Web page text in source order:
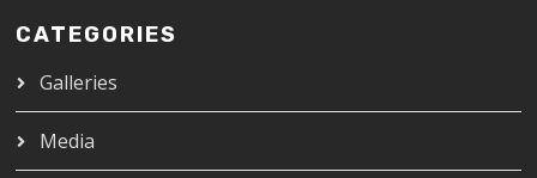
CATEGORIES
Galleries
Media